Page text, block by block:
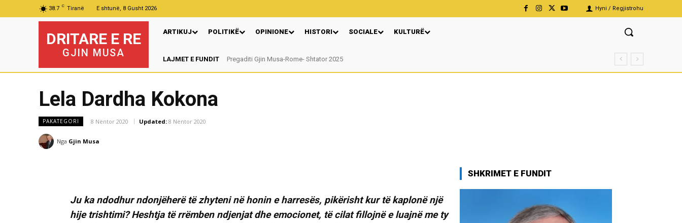
38.7 C Tiranë E shtunë, 8 Gusht 2026 Hyni / Regjistrohu
DRITARE E RE
GJIN MUSA
ARTIKUJ POLITIKË OPINIONE HISTORI SOCIALE KULTURË
LAJMET E FUNDIT Pregaditi Gjin Musa-Rome- Shtator 2025
Nga: Ndue Dedaj
Lela Dardha Kokona
PAKATEGORI 8 Nëntor 2020 Updated: 8 Nëntor 2020
Nga Gjin Musa
Ju ka ndodhur ndonjëherë të zhyteni në honin e harresës, pikërisht kur të kaplonë një
hije trishtimi? Heshtja të rrëmben ndjenjat dhe emocionet, të cilat fillojnë e luajnë me ty
SHKRIMET E FUNDIT